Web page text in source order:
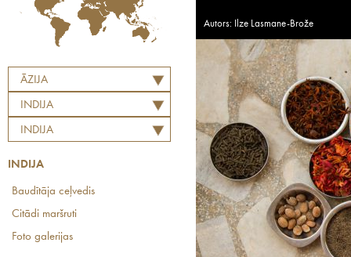
ĀZIJA
INDIJA
INDIJA
INDIJA
Baudītāja ceļvedis
Citādi maršruti
Foto galerijas
Autors: Ilze Lasmane-Brože